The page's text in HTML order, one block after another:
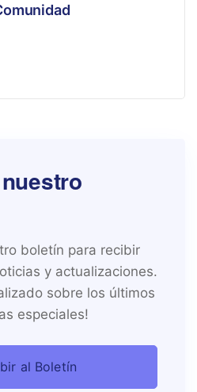
boletín para recibir
y actualizaciones.
sobre los últimos
especiales!